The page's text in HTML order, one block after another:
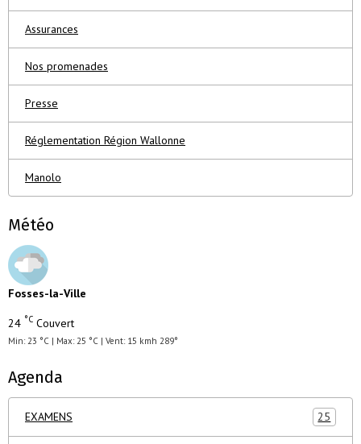
Assurances
Nos promenades
Presse
Réglementation Région Wallonne
Manolo
Météo
Fosses-la-Ville
24 °C Couvert
Min: 23 °C | Max: 25 °C | Vent: 15 kmh 289°
Agenda
EXAMENS 25